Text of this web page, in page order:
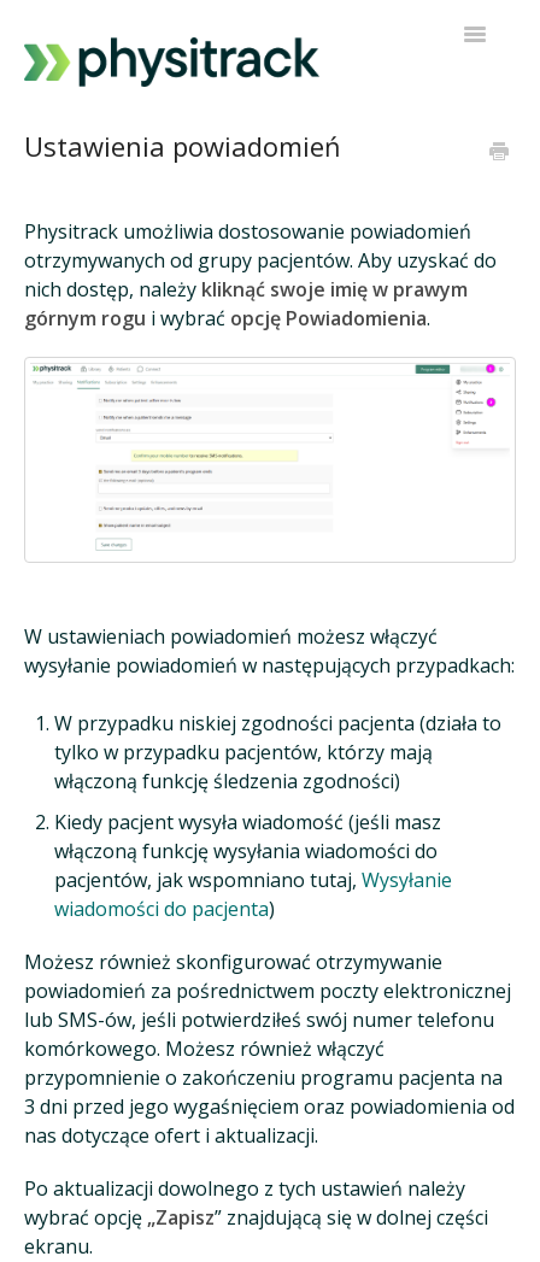
Przełącz
Kontakt z pomocą techniczną
Ustawienia powiadomień
Physitrack umożliwia dostosowanie powiadomień
otrzymywanych od grupy pacjentów. Aby uzyskać do
nich dostęp, należy kliknąć swoje imię w prawym
górnym rogu i wybrać opcję Powiadomienia.
W ustawieniach powiadomień możesz włączyć
wysyłanie powiadomień w następujących przypadkach:
W przypadku niskiej zgodności pacjenta (działa to
tylko w przypadku pacjentów, którzy mają
włączoną funkcję śledzenia zgodności)
Kiedy pacjent wysyła wiadomość (jeśli masz
włączoną funkcję wysyłania wiadomości do
pacjentów, jak wspomniano tutaj, Wysyłanie
wiadomości do pacjenta)
Możesz również skonfigurować otrzymywanie
powiadomień za pośrednictwem poczty elektronicznej
lub SMS-ów, jeśli potwierdziłeś swój numer telefonu
komórkowego. Możesz również włączyć
przypomnienie o zakończeniu programu pacjenta na
3 dni przed jego wygaśnięciem oraz powiadomienia od
nas dotyczące ofert i aktualizacji.
Po aktualizacji dowolnego z tych ustawień należy
wybrać opcję„Zapisz” znajdującą się w dolnej części
ekranu.